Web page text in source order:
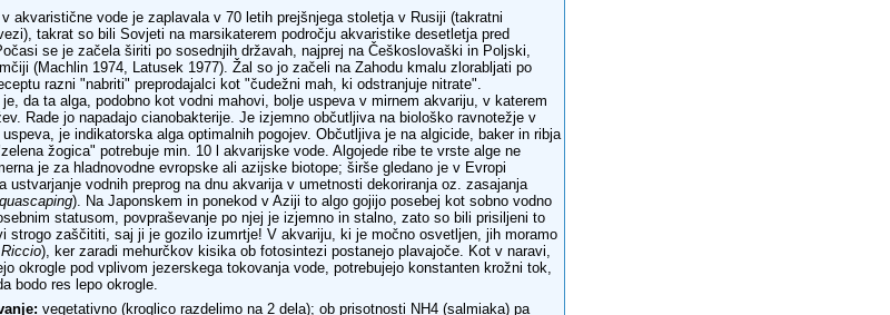
v akvaristične vode je zaplavala v 70 letih prejšnjega stoletja v Rusiji (takratni
takrat so bili Sovjeti na marsikaterem področju akvaristike desetletja pred
se je začela širiti po sosednjih državah, najprej na Češkoslovaški in Poljski,
(Machlin 1974, Latusek 1977). Žal so jo začeli na Zahodu kmalu zlorabljati po
razni "nabriti" preprodajalci kot "čudežni mah, ki odstranjuje nitrate".
je, da ta alga, podobno kot vodni mahovi, bolje uspeva v mirnem akvariju, v katerem
Rade jo napadajo cianobakterije. Je izjemno občutljiva na biološko ravnotežje v
je indikatorska alga optimalnih pogojev. Občutljiva je na algicide, baker in ribja
žogica" potrebuje min. 10 l akvarijske vode. Algojede ribe te vrste alge ne
je za hladnovodne evropske ali azijske biotope; širše gledano je v Evropi
ustvarjanje vodnih preprog na dnu akvarija v umetnosti dekoriranja oz. zasajanja
). Na Japonskem in ponekod v Aziji to algo gojijo posebej kot sobno vodno
statusom, povpraševanje po njej je izjemno in stalno, zato so bili prisiljeni to
strogo zaščititi, saj ji je gozilo izumrtje! V akvariju, ki je močno osvetljen, jih moramo
Riccio), ker zaradi mehurčkov kisika ob fotosintezi postanejo plavajoče. Kot v naravi,
okrogle pod vplivom jezerskega tokovanja vode, potrebujejo konstanten krožni tok,
bodo res lepo okrogle.
vegetativno (kroglico razdelimo na 2 dela); ob prisotnosti NH4 (salmiaka) pa